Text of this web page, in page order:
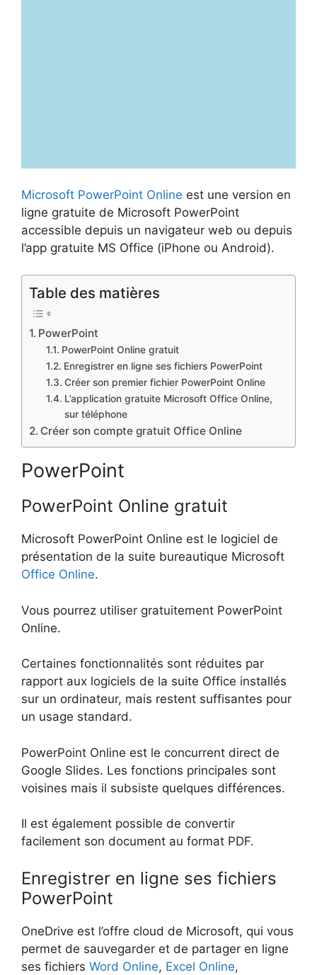
Microsoft PowerPoint Online est une version en
ligne gratuite de Microsoft PowerPoint
accessible depuis un navigateur web ou depuis
l’app gratuite MS Office (iPhone ou Android).
Table des matières
PowerPoint
PowerPoint Online gratuit
Enregistrer en ligne ses fichiers PowerPoint
Créer son premier fichier PowerPoint Online
L’application gratuite Microsoft Office Online,
sur téléphone
Créer son compte gratuit Office Online
PowerPoint
PowerPoint Online gratuit
Microsoft PowerPoint Online est le logiciel de
présentation de la suite bureautique Microsoft
Office Online.
Vous pourrez utiliser gratuitement PowerPoint
Online.
Certaines fonctionnalités sont réduites par
rapport aux logiciels de la suite Office installés
sur un ordinateur, mais restent suffisantes pour
un usage standard.
PowerPoint Online est le concurrent direct de
Google Slides. Les fonctions principales sont
voisines mais il subsiste quelques différences.
Il est également possible de convertir
facilement son document au format PDF.
Enregistrer en ligne ses fichiers
PowerPoint
OneDrive est l’offre cloud de Microsoft, qui vous
permet de sauvegarder et de partager en ligne
ses fichiers Word Online, Excel Online,